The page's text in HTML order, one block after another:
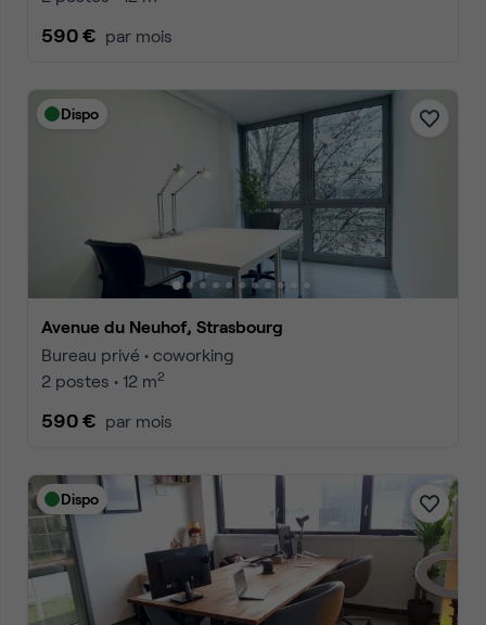
590 € par mois
Dispo
Avenue du Neuhof, Strasbourg
Bureau privé • coworking
2 postes • 12 m2
590 € par mois
Dispo